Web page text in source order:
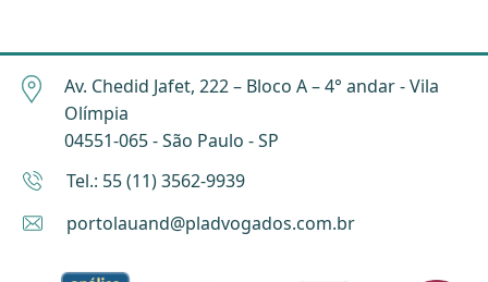
Av. Chedid Jafet, 222 – Bloco A – 4° andar - Vila
Olímpia
04551-065 - São Paulo - SP
Tel.: 55 (11) 3562-9939
portolauand@pladvogados.com.br